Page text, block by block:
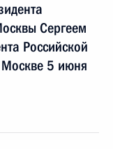
Сергеем
Российской
5 июня